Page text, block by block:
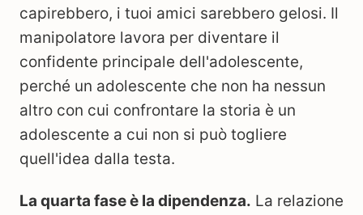
capirebbero, i tuoi amici sarebbero gelosi. Il
manipolatore lavora per diventare il
confidente principale dell'adolescente,
perché un adolescente che non ha nessun
altro con cui confrontare la storia è un
adolescente a cui non si può togliere
quell'idea dalla testa.
La quarta fase è la dipendenza. La relazione